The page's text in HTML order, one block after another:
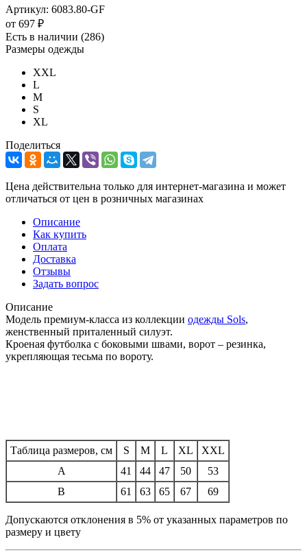
Артикул: 6083.80-GF
от 697 ₽
Есть в наличии (286)
Размеры одежды
XXL
L
M
S
XL
Поделиться
Цена действительна только для интернет-магазина и может
отличаться от цен в розничных магазинах
Описание
Как купить
Оплата
Доставка
Отзывы
Задать вопрос
Описание
Модель премиум-класса из коллекции одежды Sols,
женственный приталенный силуэт.
Кроеная футболка с боковыми швами, ворот – резинка,
укрепляющая тесьма по вороту.
Таблица размеров, см S M L XL
XXL
A
41 44 47 50
53
B
61 63 65 67 69
Допускаются отклонения в 5% от указанных параметров по
размеру и цвету